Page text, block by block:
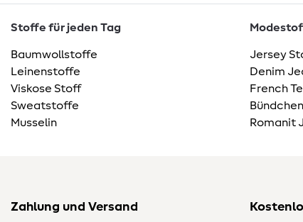
Stoffe für jeden Tag
Baumwollstoffe
Leinenstoffe
Viskose Stoff
Sweatstoffe
Musselin
Jersey
Denim
French
Romanit
Zahlung und Versand